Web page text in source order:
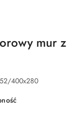
mur
400x280